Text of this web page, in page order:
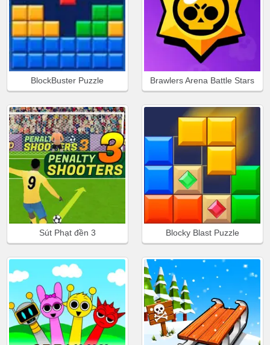
BlockBuster Puzzle Brawlers Arena Battle Stars
Sút Phạt đền 3 Blocky Blast Puzzle